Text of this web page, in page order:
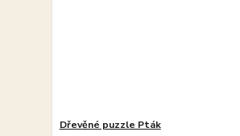
Dřevěné puzzle Pták